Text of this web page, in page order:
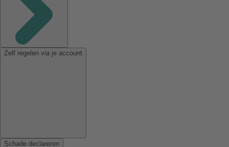
Zelf regelen via je account
Schade declareren